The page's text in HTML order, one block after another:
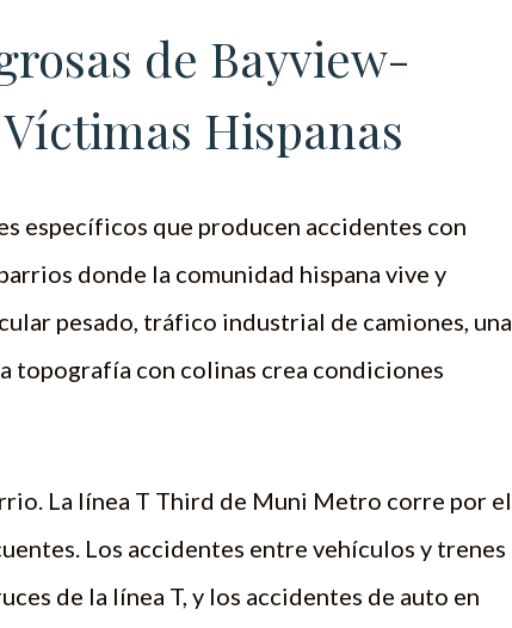
de Bayview-
Hispanas
específicos que producen accidentes con
donde la comunidad hispana vive y
pesado, tráfico industrial de camiones, una
topografía con colinas crea condiciones
La línea T Third de Muni Metro corre por el
Los accidentes entre vehículos y trenes
de la línea T, y los accidentes de auto en